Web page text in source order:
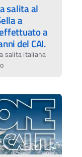
salita al
a
a
del CAI.
salita italiana